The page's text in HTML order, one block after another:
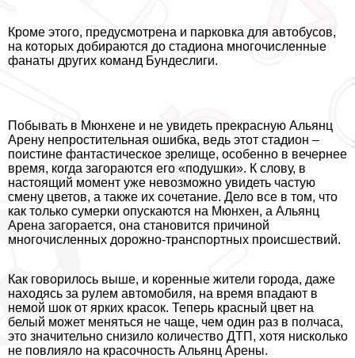
Кроме этого, предусмотрена и парковка для автобусов,
на которых добираются до стадиона многочисленные
фанаты других комaнд Бундеслиги.
Побывать в Мюнхене и не увидеть прекрасную Альянц
Арену непростительная ошибка, ведь этот стадион –
поистине фантастическое зрелище, особенно в вечернее
время, когда загораются его «подушки». К слову, в
настоящий момент уже невозможно увидеть частую
смену цветов, а также их сочетание. Дело все в том, что
как только сумерки опускаются на Мюнхен, а Альянц
Арена загорается, она становится причиной
многочисленных дорожно-трaнcпортных происшествий.
Как говорилось выше, и коренные жители города, даже
находясь за рулем автомобиля, на время впадают в
немой шок от ярких красок. Теперь красный цвет на
белый может меняться не чаще, чем один раз в полчаса,
это значительно снизило количество ДТП, хотя нисколько
не повлияло на красочность Альянц Арены.